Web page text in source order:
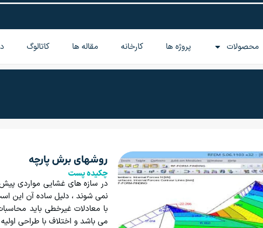
محصولات پروژه ها کارخانه مقاله‌ ها کاتالوگ
روشهای برش پارچه
چکیده پست
در سازه های غشایی مواردی
نمی شوند ، دلیل ساده آن این
با معادلات غیرخطی باید
می باشد و اختلاف با طراحی